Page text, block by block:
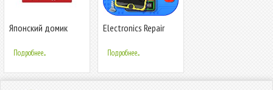
Японский домик
Подробнее...
Electronics Repair
Подробнее...